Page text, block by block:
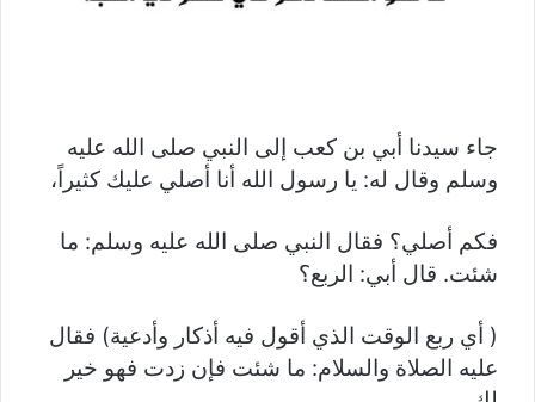
جاء سيدنا أبي بن كعب إلى النبي صلى الله عليه
وسلم وقال له: يا رسول الله أنا أصلي عليك كثيراً،
فكم أصلي؟ فقال النبي صلى الله عليه وسلم: ما
شئت. قال أبي: الربع؟
( أي ربع الوقت الذي أقول فيه أذكار وأدعية) فقال
عليه الصلاة والسلام: ما شئت فإن زدت فهو خير